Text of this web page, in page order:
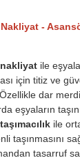
-
ile
için titiz ve
dar
eşyaların
ile
taşınmasını
tasarruf